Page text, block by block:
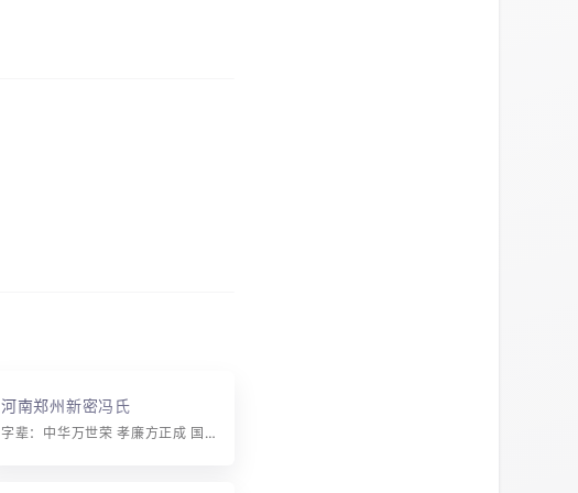
河南郑州新密冯氏
字辈：中华万世荣 孝廉方正成 国泰民安乐 福禄寿三星